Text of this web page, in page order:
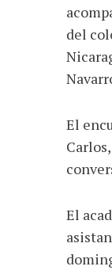
del
El
El